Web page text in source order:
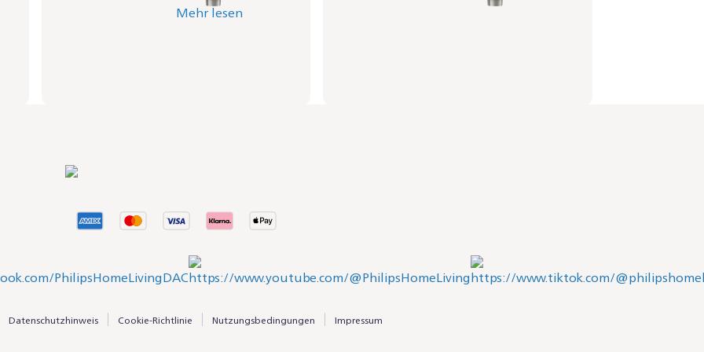
Mehr lesen
Datenschutzhinweis Cookie-Richtlinie Nutzungsbedingungen Impressum